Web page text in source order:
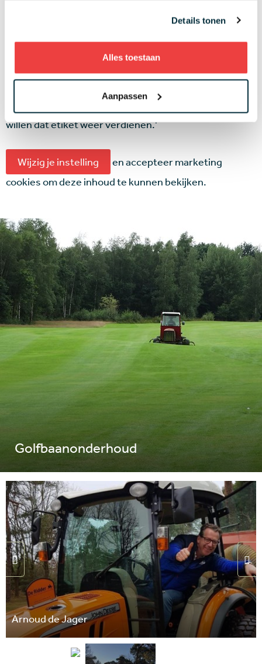
Details tonen
Alles toestaan
Aanpassen
toegankelijke kaart en fietsers en wandelaars zijn ook
werken allemaal heel hard. Ik doe ook koffiediensten en
snakken naar het voorjaar! Het doel is om onze goede
naam te verstevigen. In 2016 werd
GOLF.NL als mooiste par-3 baan bestempeld en we
willen dat etiket weer verdienen.'
Wijzig je instelling
en accepteer marketing
cookies om deze inhoud te kunnen bekijken.
Golfbaanonderhoud
Arnoud de Jager